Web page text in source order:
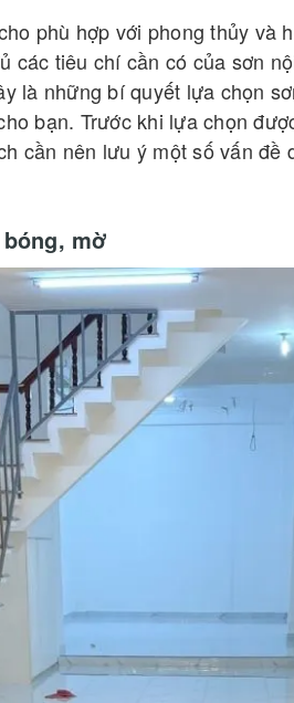
phù hợp với phong thủy và
các tiêu chí cần có của sơn
là những bí quyết lựa chọn
bạn. Trước khi lựa chọn
cần nên lưu ý một số vấn đề
mờ